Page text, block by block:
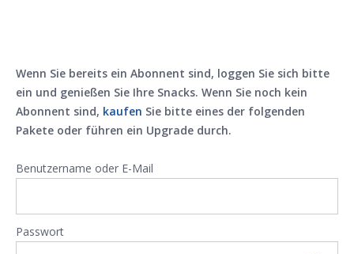
Wenn Sie bereits ein Abonnent sind, loggen Sie sich bitte
ein und genießen Sie Ihre Snacks. Wenn Sie noch kein
Abonnent sind, kaufen Sie bitte eines der folgenden
Pakete oder führen ein Upgrade durch.
Benutzername oder E-Mail
Passwort